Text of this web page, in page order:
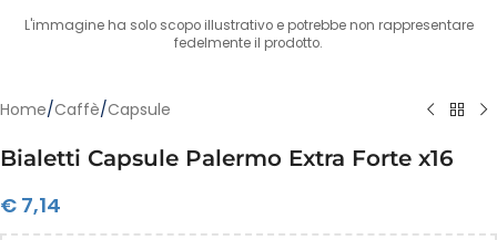
L'immagine ha solo scopo illustrativo e potrebbe non rappresentare
fedelmente il prodotto.
Home/Caffè/Capsule
Bialetti Capsule Palermo Extra Forte x16
€ 7,14